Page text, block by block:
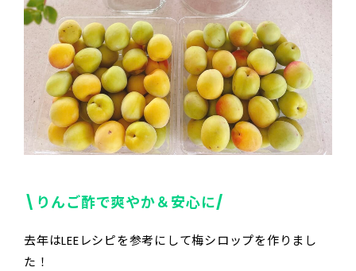
\りんご酢で爽やか＆安心に/
去年はLEEレシピを参考にして梅シロップを作りまし
た！